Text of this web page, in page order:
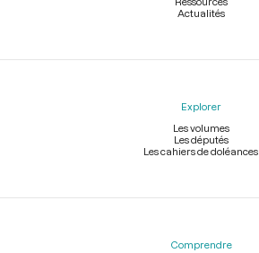
Actualités
Explorer
Les volumes
Les députés
Les cahiers de doléances
Comprendre